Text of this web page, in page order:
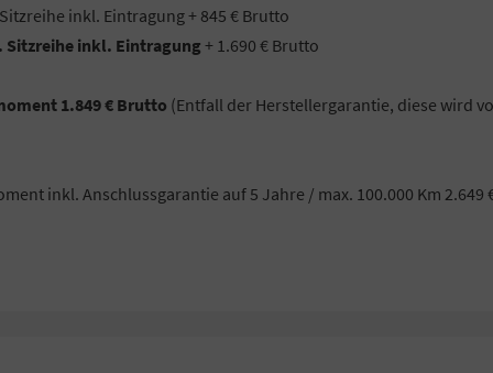
inkl. Eintragung + 845 € Brutto
Sitzreihe inkl. Eintragung + 1.690 € Brutto
1.849 € Brutto (Entfall der Herstellergarantie, diese wird
inkl. Anschlussgarantie auf 5 Jahre / max. 100.000 Km 2.649